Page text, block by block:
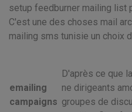
setup feedburner mailing list
C'est une des choses mail
mailing sms tunisie un choix
emailing
campaigns
D'après ce que
ne dirigeants
groupes de